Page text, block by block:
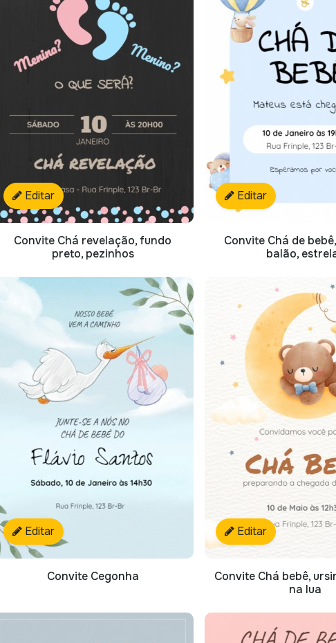
Editar
Convite Chá revelação, fundo
preto, pezinhos
Editar
Convite Chá de
balão,
Editar
Convite Cegonha
Editar
Convite Chá bebê,
na lua